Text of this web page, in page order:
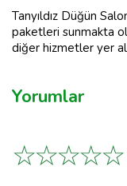
Tanyıldız Düğün
paketleri sunmakta
diğer hizmetler yer
Yorumlar
☆
☆
☆
☆
☆